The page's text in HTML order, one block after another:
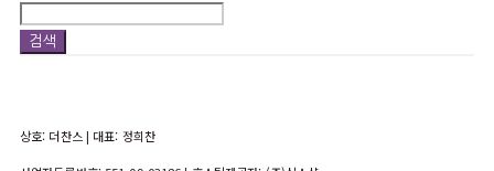
검색
상호: 더찬스 | 대표: 정희찬